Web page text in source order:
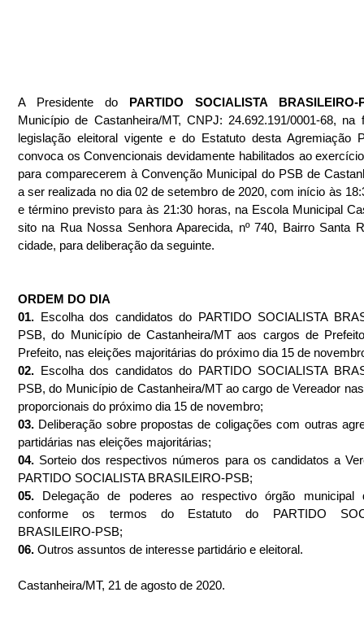
A Presidente do PARTIDO SOCIALISTA BRASILEIRO-
Município de Castanheira/MT, CNPJ: 24.692.191/0001-68, na
legislação eleitoral vigente e do Estatuto desta Agremiação
convoca os Convencionais devidamente habilitados ao
para comparecerem à Convenção Municipal do PSB de
a ser realizada no dia 02 de setembro de 2020, com início às
e término previsto para às 21:30 horas, na Escola Municipal
sito na Rua Nossa Senhora Aparecida, nº 740, Bairro Santa
cidade, para deliberação da seguinte.
ORDEM DO DIA
01. Escolha dos candidatos do PARTIDO SOCIALISTA
PSB, do Município de Castanheira/MT aos cargos de
Prefeito, nas eleições majoritárias do próximo dia 15 de
02. Escolha dos candidatos do PARTIDO SOCIALISTA
PSB, do Município de Castanheira/MT ao cargo de Vereador
proporcionais do próximo dia 15 de novembro;
03. Deliberação sobre propostas de coligações com outras
partidárias nas eleições majoritárias;
04. Sorteio dos respectivos números para os candidatos a
PARTIDO SOCIALISTA BRASILEIRO-PSB;
05. Delegação de poderes ao respectivo órgão municipal
conforme os termos do Estatuto do PARTIDO
BRASILEIRO-PSB;
06. Outros assuntos de interesse partidário e eleitoral.
Castanheira/MT, 21 de agosto de 2020.